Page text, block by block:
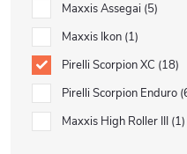
Maxxis Assegai 5
Maxxis Ikon 1
Pirelli Scorpion XC 18
Pirelli Scorpion Enduro
Maxxis High Roller III 1